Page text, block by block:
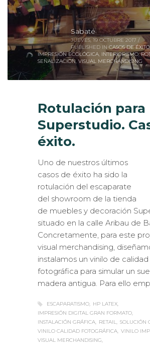
Sabaté
JUEVES, 19 OCTUBRE 2017 /
PUBLISHED IN CASOS DE ÉXITO
IMPRESIÓN ECOLÓGICA, INTERIORISMO,
SEÑALIZACIÓN,VISUAL MERCHANDISING
Rotulación para
Superstudio.
éxito.
casos de éxito ha sido la
rotulación del escaparate
del showroom de la tienda
de muebles y decoración
situado en la calle Aribau de
Concretamente, para este
visual merchandising,
instalamos un vinilo de calidad
fotográfica para simular un
madera antigua. Para ello
IMPRESIÓN DIGITAL GRAN FORMATO
INSTALACIÓN GRÁFICA RETAIL SOLUCIÓN
VINILO CALIDAD FOTOGRÁFICA VINILO
VISUAL MERCHANDISING